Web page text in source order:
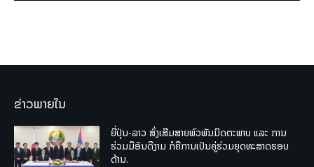
ຂ່າວພາຍໃນ
ຍີ່ປຸ່ນ-ລາວ ສົ່ງເສີມສາຍພົວພັນມິດຕະພາບ ແລະ ການ
ຮ່ວມມືອັນດີງາມ ກໍຄືການເປັນຄູ່ຮ່ວມຍຸດທະສາດຮອບ
ດ້ານ.